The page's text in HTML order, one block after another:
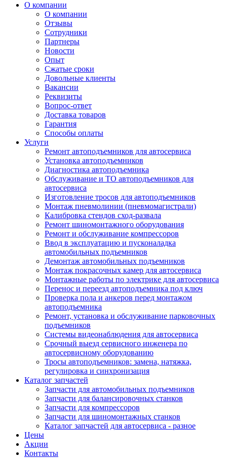
О компании
О компании
Отзывы
Сотрудники
Партнеры
Новости
Опыт
Сжатые сроки
Довольные клиенты
Вакансии
Реквизиты
Вопрос-ответ
Доставка товаров
Гарантия
Способы оплаты
Услуги
Ремонт автоподъемников для автосервиса
Установка автоподъемников
Диагностика автоподъемника
Обслуживание и ТО автоподъемников для
автосервиса
Изготовление тросов для автоподъемников
Монтаж пневмолинии (пневмомагистрали)
Калибровка стендов сход-развала
Ремонт шиномонтажного оборудования
Ремонт и обслуживание компрессоров
Ввод в эксплуатацию и пусконаладка
автомобильных подъемников
Демонтаж автомобильных подъемников
Монтаж покрасочных камер для автосервиса
Монтажные работы по электрике для автосервиса
Перенос и переезд автоподъемника под ключ
Проверка пола и анкеров перед монтажом
автоподъемника
Ремонт, установка и обслуживание парковочных
подъемников
Системы видеонаблюдения для автосервиса
Срочный выезд сервисного инженера по
автосервисному оборудованию
Тросы автоподъемников: замена, натяжка,
регулировка и синхронизация
Каталог запчастей
Запчасти для автомобильных подъемников
Запчасти для балансировочных станков
Запчасти для компрессоров
Запчасти для шиномонтажных станков
Каталог запчастей для автосервиса - разное
Цены
Акции
Контакты